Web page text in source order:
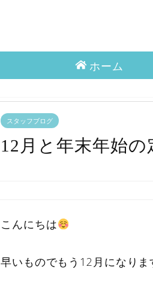
ホーム
スタッフブログ
12月と年末年始
こんにちは
早いものでもう12月になりま